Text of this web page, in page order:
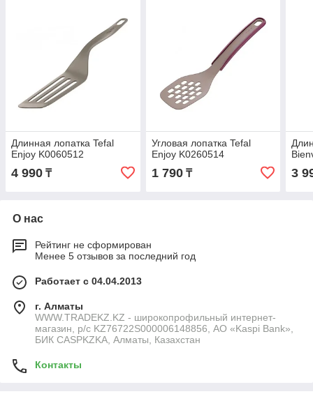
Длинная лопатка Tefal
Enjoy K0060512
4 990 ₸
Угловая лопатка Tefal
Enjoy K0260514
1 790₸ 3
О нас
Рейтинг не сформирован
Менее 5 отзывов за последний год
Работает с 04.04.2013
г. Алматы
WWW.TRADEKZ.KZ - широкопрофильный интернет-
магазин, р/с KZ76722S000006148856, АО «Kaspi Bank»,
БИК CASPKZKA, Алматы, Казахстан
Контакты